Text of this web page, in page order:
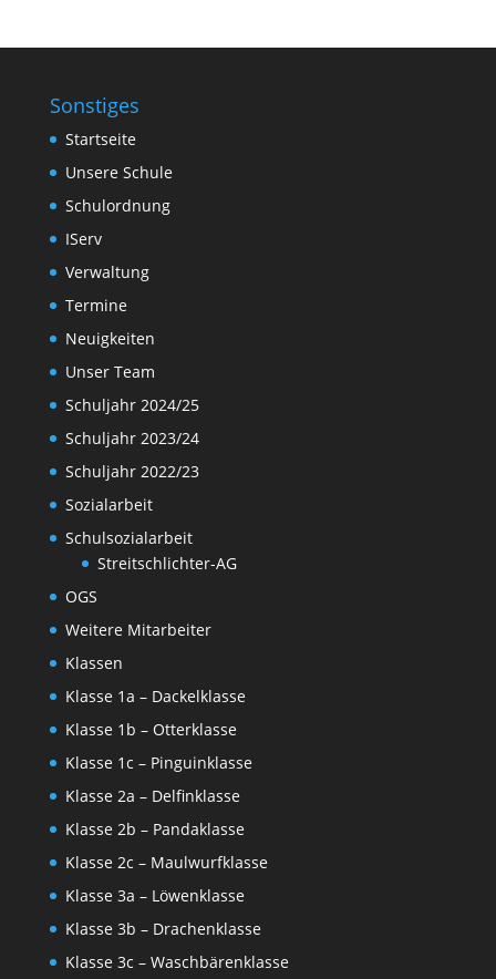
Sonstiges
Startseite
Unsere Schule
Schulordnung
IServ
Verwaltung
Termine
Neuigkeiten
Unser Team
Schuljahr 2024/25
Schuljahr 2023/24
Schuljahr 2022/23
Sozialarbeit
Schulsozialarbeit
Streitschlichter-AG
OGS
Weitere Mitarbeiter
Klassen
Klasse 1a – Dackelklasse
Klasse 1b – Otterklasse
Klasse 1c – Pinguinklasse
Klasse 2a – Delfinklasse
Klasse 2b – Pandaklasse
Klasse 2c – Maulwurfklasse
Klasse 3a – Löwenklasse
Klasse 3b – Drachenklasse
Klasse 3c – Waschbärenklasse